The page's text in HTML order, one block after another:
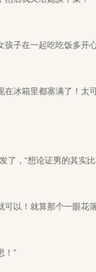
子在一起吃吃饭多开
冰箱里都塞满了！太
，“想论证男的其实
以！就算那个一眼花
！”